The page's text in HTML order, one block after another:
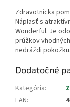
Zdravotnícka
Náplasť s
Wonderful. Je
prúžkov
nedráždi pokožku.
Dodatočné
Kategória:
EAN: